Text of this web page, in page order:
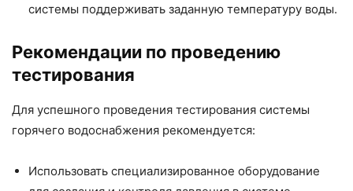
системы поддерживать заданную температуру воды.
Рекомендации по проведению
тестирования
Для успешного проведения тестирования системы
горячего водоснабжения рекомендуется:
Использовать специализированное оборудование